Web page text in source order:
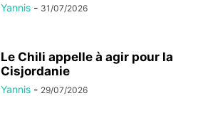
Yannis - 31/07/2026
Le Chili appelle à agir pour la
Cisjordanie
Yannis - 29/07/2026